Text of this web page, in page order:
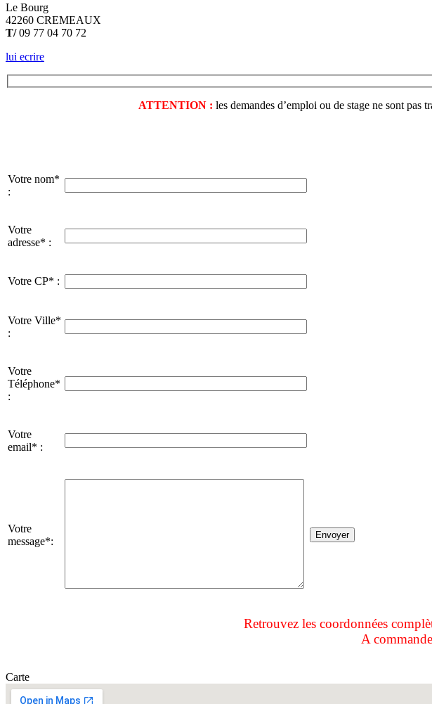
Le Bourg
42260 CREMEAUX
T/09 77 04 70 72
lui ecrire
ATTENTION : les demandes d’emploi ou de stage ne sont pas
Votre nom*
:
Votre
adresse* :
Votre CP* :
Votre Ville*
:
Votre
Téléphone*
:
Votre
email* :
Votre
message*:
Retrouvez les coordonnées
A
Carte